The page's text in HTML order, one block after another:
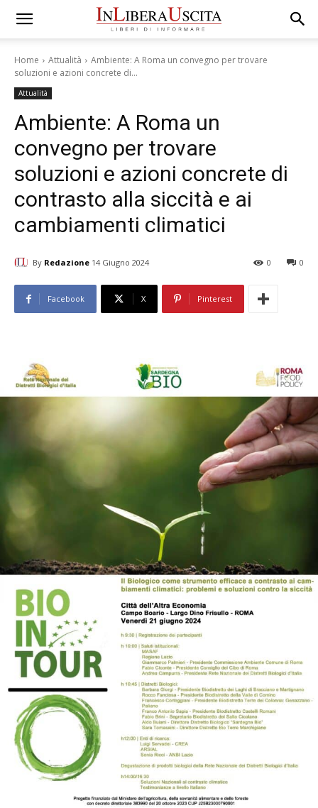
Home Attualità
Ambiente: A Roma un convegno per trovare
soluzioni e azioni concrete di...
Attualità
Ambiente: A Roma un
convegno per trovare
soluzioni e azioni concrete di
contrasto alla siccità e ai
cambiamenti climatici
By Redazione 14 Giugno 2024 0
0
Facebook X Pinterest